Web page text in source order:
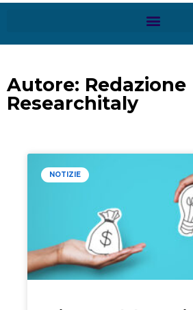
Autore: Redazione
Researchitaly
NOTIZIE